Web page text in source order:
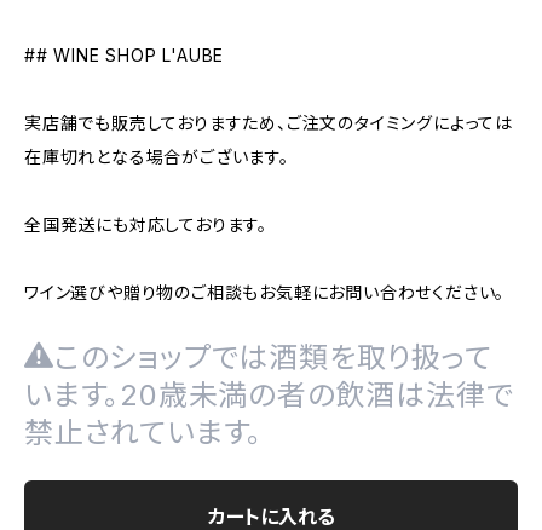
## WINE SHOP L'AUBE
実店舗でも販売しておりますため、ご注文のタイミングによっては
在庫切れとなる場合がございます。
全国発送にも対応しております。
ワイン選びや贈り物のご相談もお気軽にお問い合わせください。
このショップでは酒類を取り扱って
います。20歳未満の者の飲酒は法律で
禁止されています。
カートに入れる